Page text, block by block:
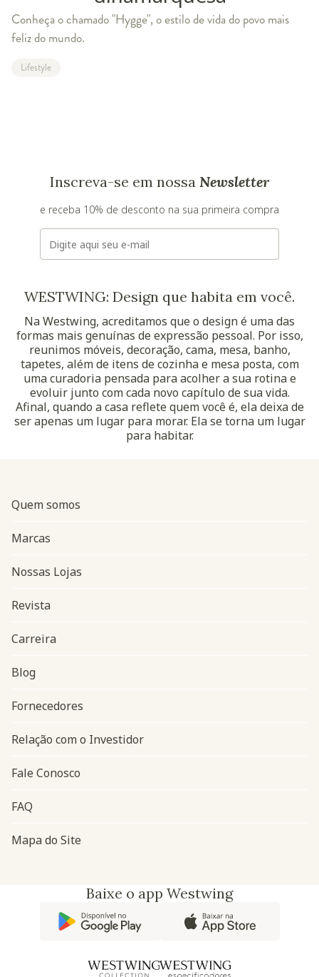
Conheça o chamado "Hygge", o estilo de vida do povo mais
feliz do mundo.
Lifestyle
Inscreva-se em nossa Newsletter
e receba 10% de desconto na sua primeira compra
E-mail
WESTWING: Design que habita em você.
Na Westwing, acreditamos que o design é uma das
formas mais genuínas de expressão pessoal. Por isso,
reunimos móveis, decoração, cama, mesa, banho,
tapetes, além de itens de cozinha e mesa posta, com
uma curadoria pensada para acolher a sua rotina e
evoluir junto com cada novo capítulo de sua vida.
Afinal, quando a casa reflete quem você é, ela deixa de
ser apenas um lugar para morar. Ela se torna um lugar
para habitar.
Navegação do rodapé
Quem somos
Marcas
Nossas Lojas
Revista
Carreira
Blog
Fornecedores
Relação com o Investidor
Fale Conosco
FAQ
Mapa do Site
Baixe o app Westwing